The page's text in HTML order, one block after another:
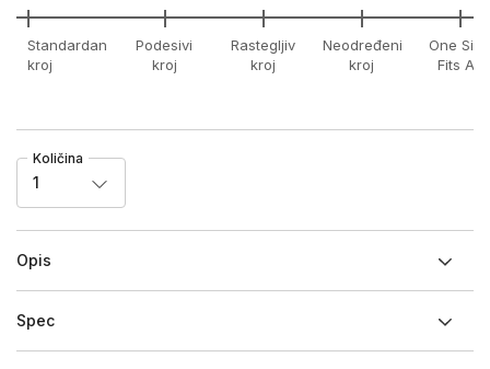
Standardan
kroj
Podesivi
kroj
Rastegljiv
kroj
Neodređeni
kroj
One Size
Fits All
Količina
1
Opis
Spec